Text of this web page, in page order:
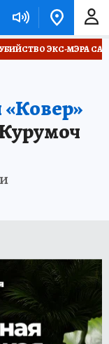
УБИЙСТВО ЭКС-МЭРА